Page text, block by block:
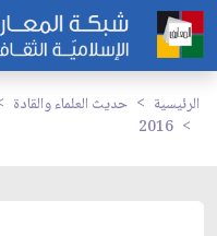
الرئيسية حديث العلماء والقادة
2016